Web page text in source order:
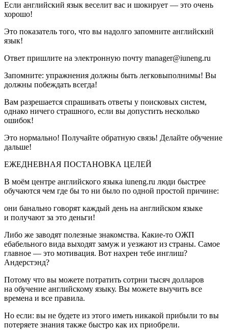
Если английский язык веселит вас и шокирует — это очень
хорошо!
Это показатель того, что вы надолго запомните английский
язык!
Ответ пришлите на электронную почту manager@iuneng.ru
Запомните: упражнения должны быть легковыполнимы! Вы
должны побеждать всегда!
Вам разрешается спрашивать ответы у поисковых систем,
однако ничего страшного, если вы допустить несколько
ошибок!
Это нормально! Получайте обратную связь! Делайте обучение
дальше!
ЕЖЕДНЕВНАЯ ПОСТАНОВКА ЦЕЛЕЙ
В моём центре английского языка iuneng.ru люди быстрее
обучаются чем где бы то ни было по одной простой причине:
они банально говорят каждый день на английском языке
и получают за это деньги!
Либо же заводят полезные знакомства. Какие-то ОЖП
ебабельного вида выходят замуж и уезжают из страны. Самое
главное — это мотивация. Вот нахрен тебе инглиш?
Андерстэнд?
Потому что вы можете потратить сотрни тысяч долларов
на обучение английскому языку. Вы можете выучить все
времена и все правила.
Но если: вы не будете из этого иметь никакой прибыли то вы
потеряете знания также быстро как их приобрели.